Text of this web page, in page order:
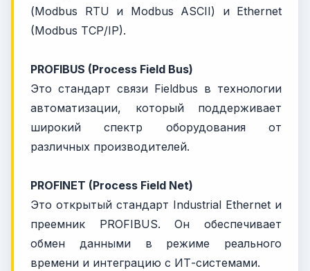
(Modbus RTU и Modbus ASCII) и Ethernet
(Modbus TCP/IP).
PROFIBUS (Process Field Bus)
Это стандарт связи Fieldbus в технологии
автоматизации, который поддерживает
широкий спектр оборудования от
различных производителей.
PROFINET (Process Field Net)
Это открытый стандарт Industrial Ethernet и
преемник PROFIBUS. Он обеспечивает
обмен данными в режиме реального
времени и интеграцию с ИТ-системами.